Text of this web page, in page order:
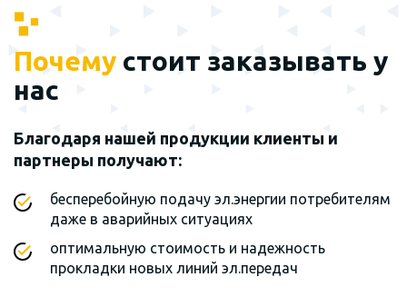
Почему стоит заказывать у
нас
Благодаря нашей продукции клиенты и
партнеры получают:
бесперебойную подачу эл.энергии потребителям
даже в аварийных ситуациях
оптимальную стоимость и надежность
прокладки новых линий эл.передач